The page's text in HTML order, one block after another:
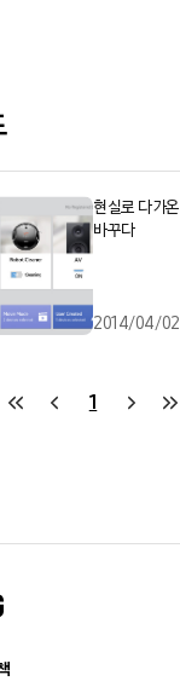
현실로 다가온 ‘삼성 스마트홈’, 일상을
바꾸다
2014/04/02
1